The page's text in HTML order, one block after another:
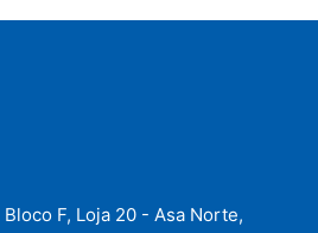
Bloco F, Loja 20 - Asa Norte,